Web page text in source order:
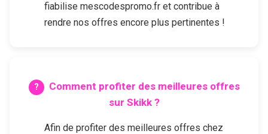
fiabilise mescodespromo.fr et contribue à
rendre nos offres encore plus pertinentes !
Comment profiter des meilleures offres
sur Skikk?
Afin de profiter des meilleures offres chez